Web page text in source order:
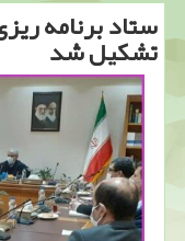
ستاد برنامه
تشكیل شد